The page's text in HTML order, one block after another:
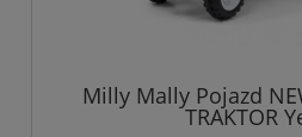
Milly Mally Pojazd
TRAKTOR